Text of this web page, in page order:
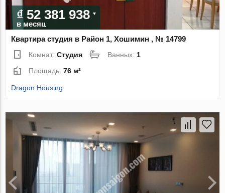
₫ 52 381 938
в месяц
Квартира студия в Район 1, Хошимин , № 14799
Комнат:Студия Ванных:1
Площадь:76 м²
Dragon Housing